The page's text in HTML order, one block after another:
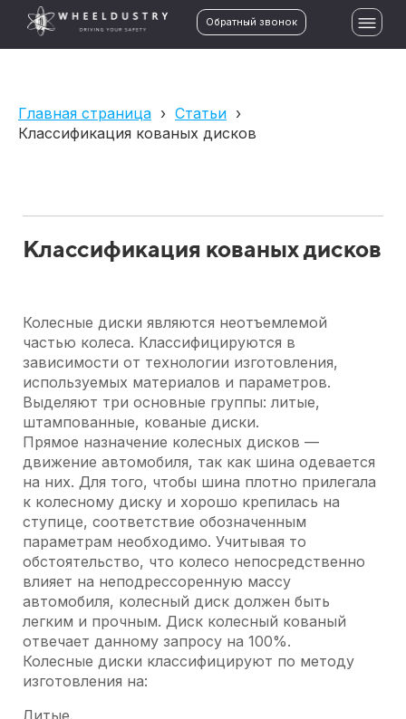
Обратный звонок
Главная страница › Статьи ›
Классификация кованых дисков
Классификация кованых дисков
Колесные диски являются неотъемлемой
частью колеса. Классифицируются в
зависимости от технологии изготовления,
используемых материалов и параметров.
Выделяют три основные группы: литые,
штампованные, кованые диски.
Прямое назначение колесных дисков —
движение автомобиля, так как шина одевается
на них. Для того, чтобы шина плотно прилегала
к колесному диску и хорошо крепилась на
ступице, соответствие обозначенным
параметрам необходимо. Учитывая то
обстоятельство, что колесо непосредственно
влияет на неподрессоренную массу
автомобиля, колесный диск должен быть
легким и прочным. Диск колесный кованый
отвечает данному запросу на 100%.
Колесные диски классифицируют по методу
изготовления на:
Литые.